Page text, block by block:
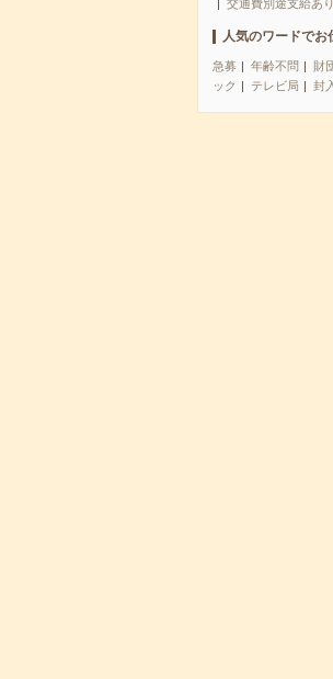
交通費別途支給あり
人気のワードで
急募 年齢不問 財
ック
テレビ局 封入